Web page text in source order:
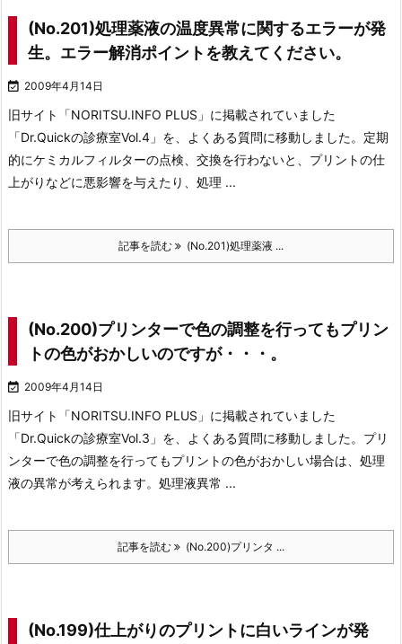
(No.201)処理薬液の温度異常に関するエラーが発
生。エラー解消ポイントを教えてください。
 2009年4月14日
旧サイト「NORITSU.INFO PLUS」に掲載されていました
「Dr.Quickの診療室Vol.4」を、よくある質問に移動しました。定期
的にケミカルフィルターの点検、交換を行わないと、プリントの仕
上がりなどに悪影響を与えたり、処理 ...
記事を読む (No.201)処理薬液 ...
(No.200)プリンターで色の調整を行ってもプリン
トの色がおかしいのですが・・・。
 2009年4月14日
旧サイト「NORITSU.INFO PLUS」に掲載されていました
「Dr.Quickの診療室Vol.3」を、よくある質問に移動しました。プリ
ンターで色の調整を行ってもプリントの色がおかしい場合は、処理
液の異常が考えられます。処理液異常 ...
記事を読む (No.200)プリンタ ...
(No.199)仕上がりのプリントに白いラインが発